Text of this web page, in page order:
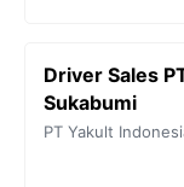
Driver Sales
Sukabumi
PT Yakult